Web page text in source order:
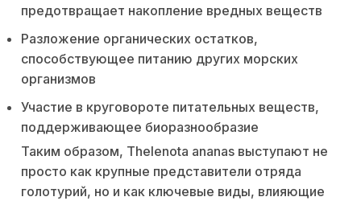
предотвращает накопление вредных веществ
Разложение органических остатков,
способствующее питанию других морских
организмов
Участие в круговороте питательных веществ,
поддерживающее биоразнообразие
Таким образом, Thelenota ananas выступают не
просто как крупные представители отряда
голотурий, но и как ключевые виды, влияющие